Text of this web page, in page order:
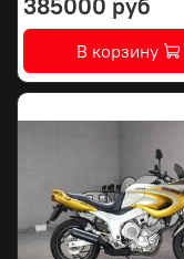
385000 руб
В корзину